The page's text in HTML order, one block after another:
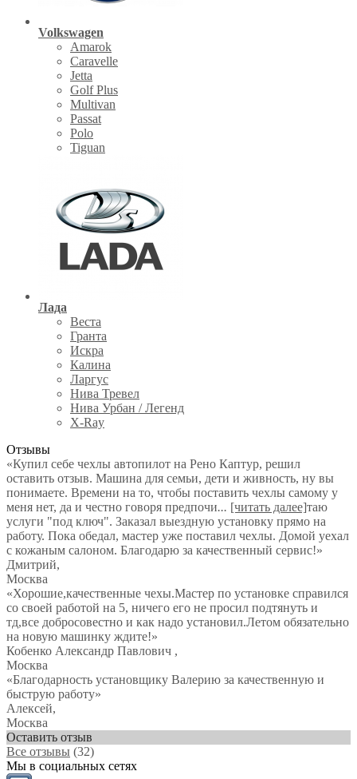
Volkswagen
Amarok
Caravelle
Jetta
Golf Plus
Multivan
Passat
Polo
Tiguan
Лада
Веста
Гранта
Искра
Калина
Ларгус
Нива Тревел
Нива Урбан / Легенд
X-Ray
Отзывы
«Купил себе чехлы автопилот на Рено Каптур, решил
оставить отзыв. Машина для семьи, дети и живность, ну вы
понимаете. Времени на то, чтобы поставить чехлы самому у
меня нет, да и честно говоря предпочи... [читать далее]таю
услуги "под ключ". Заказал выездную установку прямо на
работу. Пока обедал, мастер уже поставил чехлы. Домой уехал
с кожаным салоном. Благодарю за качественный сервис!»
Дмитрий,
Москва
«Хорошие,качественные чехы.Мастер по установке справился
со своей работой на 5, ничего его не просил подтянуть и
тд,все добросовестно и как надо установил.Летом обязательно
на новую машинку ждите!»
Кобенко Александр Павлович ,
Москва
«Благодарность установщику Валерию за качественную и
быструю работу»
Алексей,
Москва
Оставить отзыв
Все отзывы (32)
Мы в социальных сетях